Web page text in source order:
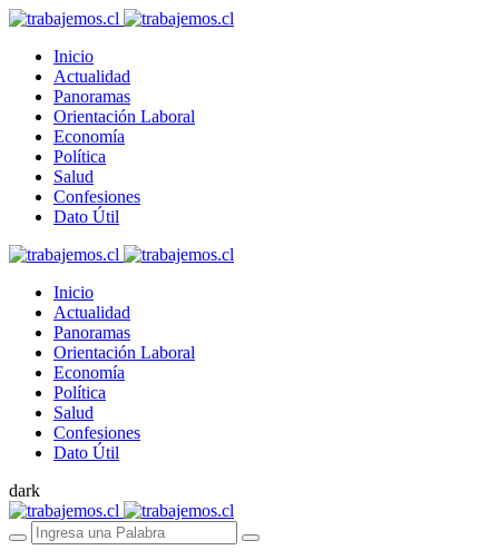
Inicio
Actualidad
Panoramas
Orientación Laboral
Economía
Política
Salud
Confesiones
Dato Útil
Inicio
Actualidad
Panoramas
Orientación Laboral
Economía
Política
Salud
Confesiones
Dato Útil
dark